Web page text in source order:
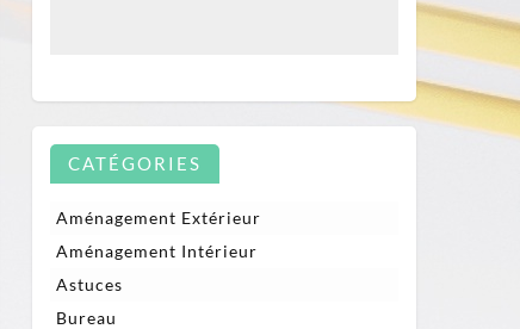
CATÉGORIES
Aménagement Extérieur
Aménagement Intérieur
Astuces
Bureau